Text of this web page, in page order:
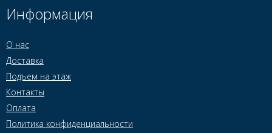
Информация
О нас
Доставка
Подъем на этаж
Контакты
Оплата
Политика конфиденциальности